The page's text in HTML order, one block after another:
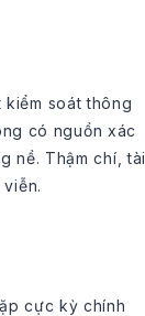
soát thông
có nguồn xác
nề. Thậm chí, tài
cực kỳ chính